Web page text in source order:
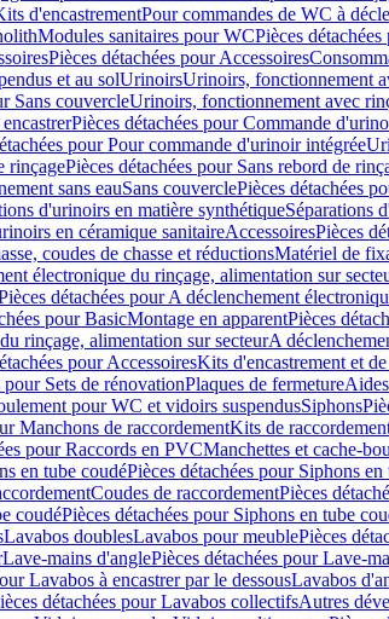
d'encastrementPour commandes de WC à
Modules sanitaires pour WCPièces
Pièces détachées pour Accessoires
et au solUrinoirsUrinoirs, fonctionnement
Sans couvercleUrinoirs, fonctionnement avec
Pièces détachées pour Commande
pour Pour commande d'urinoir intégrée
rinçagePièces détachées pour Sans rebord de
sans eauSans couverclePièces détachées
d'urinoirs en matière synthétiqueSéparations
en céramique sanitaireAccessoiresPièces
coudes de chasse et réductionsMatériel de
électronique du rinçage, alimentation sur
détachées pour A déclenchement
pour BasicMontage en apparentPièces
rinçage, alimentation sur secteurA
pour AccessoiresKits d'encastrement et
pour Sets de rénovationPlaques de fermeture
pour WC et vidoirs suspendusSiphons
Manchons de raccordementKits de
pour Raccords en PVCManchettes et cache-
en tube coudéPièces détachées pour Siphons
Coudes de raccordementPièces
coudéPièces détachées pour Siphons en tube
Lavabos doublesLavabos pour meublePièces
Lave-mains d'anglePièces détachées pour Lave-
Lavabos à encastrer par le dessousLavabos
détachées pour Lavabos collectifsAutres